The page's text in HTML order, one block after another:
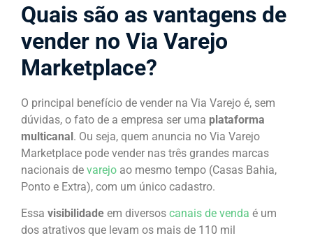
Quais são as vantagens de
vender no Via Varejo
Marketplace?
O principal benefício de vender na Via Varejo é, sem
dúvidas, o fato de a empresa ser uma plataforma
multicanal. Ou seja, quem anuncia no Via Varejo
Marketplace pode vender nas três grandes marcas
nacionais de varejo ao mesmo tempo (Casas Bahia,
Ponto e Extra), com um único cadastro.
Essa visibilidade em diversos canais de venda é um
dos atrativos que levam os mais de 110 mil